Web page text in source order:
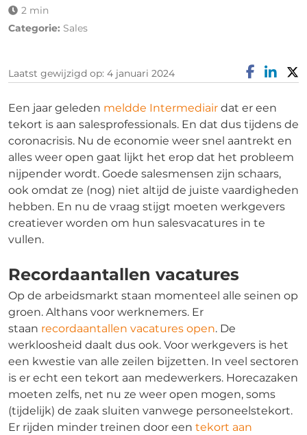
2 min
Categorie: Sales
Laatst gewijzigd op: 4 januari 2024
Een jaar geleden meldde Intermediair dat er een
tekort is aan salesprofessionals. En dat dus tijdens de
coronacrisis. Nu de economie weer snel aantrekt en
alles weer open gaat lijkt het erop dat het probleem
nijpender wordt. Goede salesmensen zijn schaars,
ook omdat ze (nog) niet altijd de juiste vaardigheden
hebben. En nu de vraag stijgt moeten werkgevers
creatiever worden om hun salesvacatures in te
vullen.
Recordaantallen vacatures
Op de arbeidsmarkt staan momenteel alle seinen op
groen. Althans voor werknemers. Er
staan recordaantallen vacatures open. De
werkloosheid daalt dus ook. Voor werkgevers is het
een kwestie van alle zeilen bijzetten. In veel sectoren
is er echt een tekort aan medewerkers. Horecazaken
moeten zelfs, net nu ze weer open mogen, soms
(tijdelijk) de zaak sluiten vanwege personeelstekort.
Er rijden minder treinen door een tekort aan